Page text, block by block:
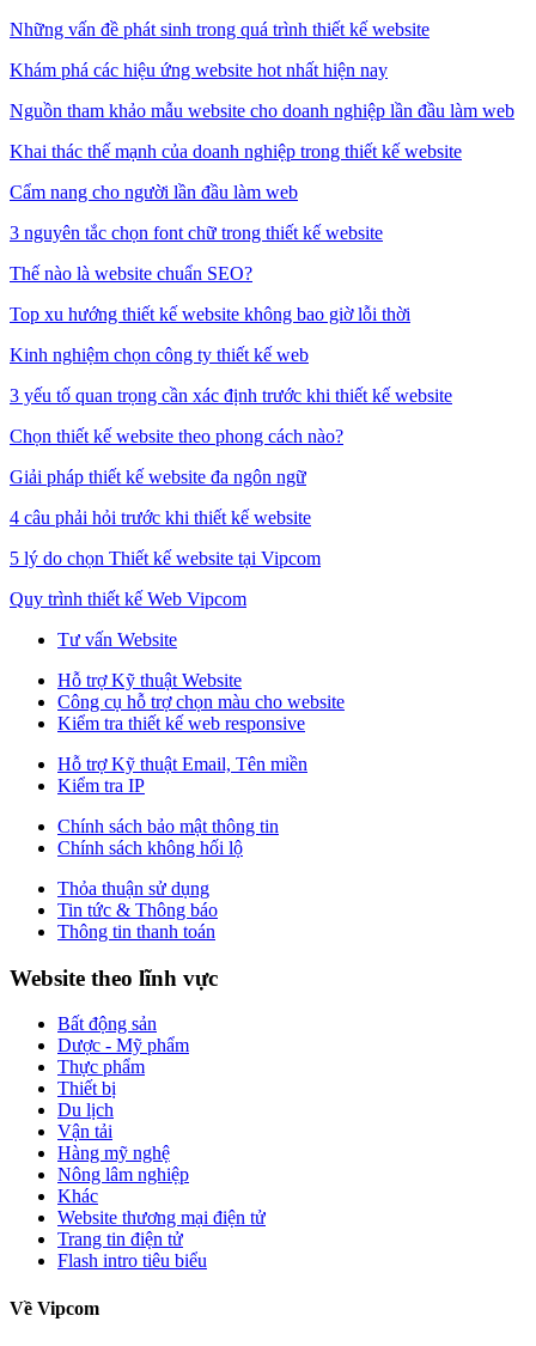
Những vấn đề phát sinh trong quá trình thiết kế website
Khám phá các hiệu ứng website hot nhất hiện nay
Nguồn tham khảo mẫu website cho doanh nghiệp lần đầu làm web
Khai thác thế mạnh của doanh nghiệp trong thiết kế website
Cẩm nang cho người lần đầu làm web
3 nguyên tắc chọn font chữ trong thiết kế website
Thế nào là website chuẩn SEO?
Top xu hướng thiết kế website không bao giờ lỗi thời
Kinh nghiệm chọn công ty thiết kế web
3 yếu tố quan trọng cần xác định trước khi thiết kế website
Chọn thiết kế website theo phong cách nào?
Giải pháp thiết kế website đa ngôn ngữ
4 câu phải hỏi trước khi thiết kế website
5 lý do chọn Thiết kế website tại Vipcom
Quy trình thiết kế Web Vipcom
Tư vấn Website
Hỗ trợ Kỹ thuật Website
Công cụ hỗ trợ chọn màu cho website
Kiểm tra thiết kế web responsive
Hỗ trợ Kỹ thuật Email, Tên miền
Kiểm tra IP
Chính sách bảo mật thông tin
Chính sách không hối lộ
Thỏa thuận sử dụng
Tin tức & Thông báo
Thông tin thanh toán
Website theo lĩnh vực
Bất động sản
Dược - Mỹ phẩm
Thực phẩm
Thiết bị
Du lịch
Vận tải
Hàng mỹ nghệ
Nông lâm nghiệp
Khác
Website thương mại điện tử
Trang tin điện tử
Flash intro tiêu biểu
Về Vipcom